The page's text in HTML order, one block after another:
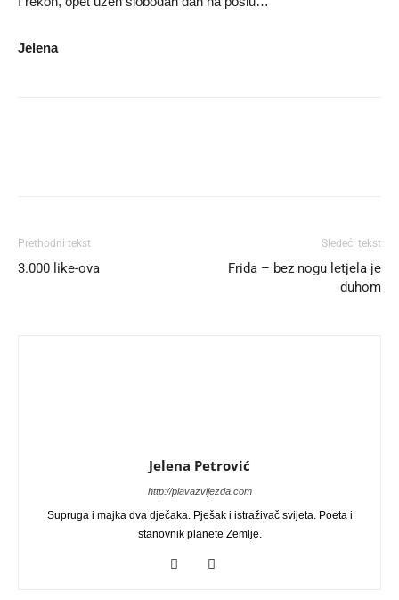
Jelena
Prethodni tekst
3.000 like-ova
Sledeći tekst
Frida – bez nogu letjela je
duhom
Jelena Petrović
http://plavazvijezda.com
Supruga i majka dva dječaka. Pješak i istraživač svijeta. Poeta i
stanovnik planete Zemlje.